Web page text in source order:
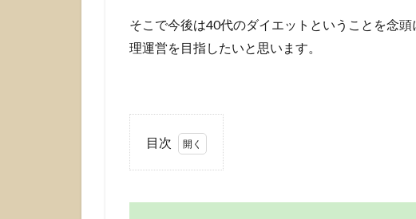
そこで今後は40代のダイエットということを念
理運営を目指したいと思います。
目次
盛